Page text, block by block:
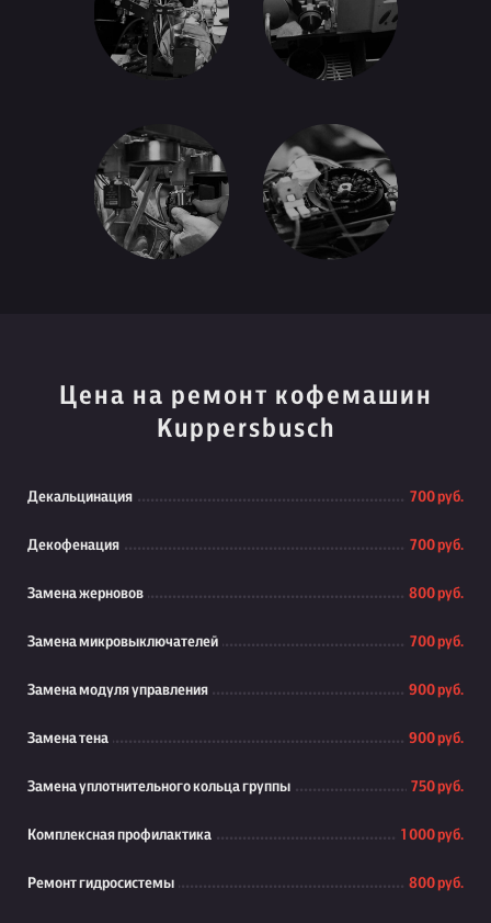
Цена на ремонт кофемашин
Kuppersbusch
Декальцинация 700 руб.
Декофенация 700 руб.
Замена жерновов 800 руб.
Замена микровыключателей 700 руб.
Замена модуля управления 900 руб.
Замена тена 900 руб.
Замена уплотнительного кольца группы 750 руб.
Комплексная профилактика 1 000 руб.
Ремонт гидросистемы 800 руб.